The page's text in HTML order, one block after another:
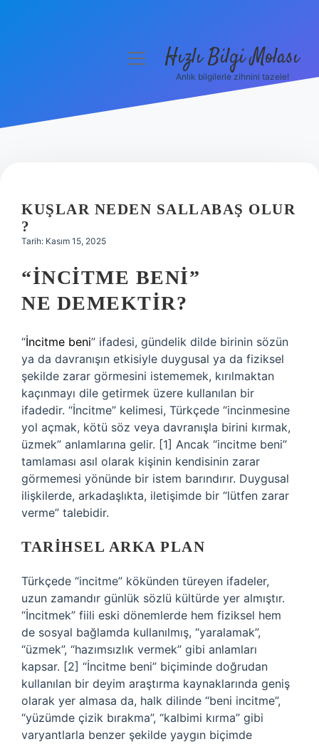
Hakkımızda
menüyüHızlı Bilgi Molası
Anlık bilgilerle zihnini tazele!
KUŞLAR NEDEN SALLABAŞ OLUR
?
Tarih: Kasım 15, 2025
“İNCITME BENI”
NE DEMEKTIR?
“İncitme beni” ifadesi, gündelik dilde birinin sözün
ya da davranışın etkisiyle duygusal ya da fiziksel
şekilde zarar görmesini istememek, kırılmaktan
kaçınmayı dile getirmek üzere kullanılan bir
ifadedir. “İncitme” kelimesi, Türkçede “incinmesine
yol açmak, kötü söz veya davranışla birini kırmak,
üzmek” anlamlarına gelir. [1] Ancak “incitme beni”
tamlaması asıl olarak kişinin kendisinin zarar
görmemesi yönünde bir istem barındırır. Duygusal
ilişkilerde, arkadaşlıkta, iletişimde bir “lütfen zarar
verme” talebidir.
TARIHSEL ARKA PLAN
Türkçede “incitme” kökünden türeyen ifadeler,
uzun zamandır günlük sözlü kültürde yer almıştır.
“İncitmek” fiili eski dönemlerde hem fiziksel hem
de sosyal bağlamda kullanılmış, “yaralamak”,
“üzmek”, “hazımsızlık vermek” gibi anlamları
kapsar. [2] “İncitme beni” biçiminde doğrudan
kullanılan bir deyim araştırma kaynaklarında geniş
olarak yer almasa da, halk dilinde “beni incitme”,
“yüzümde çizik bırakma”, “kalbimi kırma” gibi
varyantlarla benzer şekilde yaygın biçimde